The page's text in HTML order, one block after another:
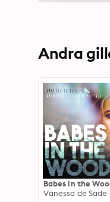
Andra
Babes in the
Vanessa de Sade